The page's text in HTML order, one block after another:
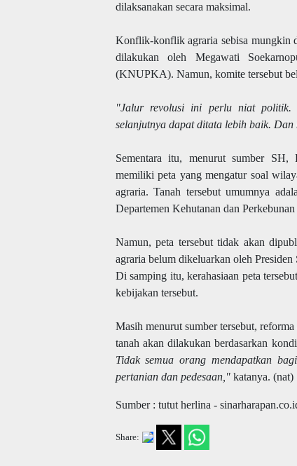
dilaksanakan secara maksimal.
Konflik-konflik agraria sebisa mungkin
dilakukan oleh Megawati
(KNUPKA). Namun, komite tersebut
"Jalur revolusi ini perlu niat politik.
selanjutnya dapat ditata lebih baik.
Sementara itu, menurut sumber SH,
memiliki peta yang mengatur soal
agraria. Tanah tersebut umumnya
Departemen Kehutanan dan
Namun, peta tersebut tidak akan
agraria belum dikeluarkan oleh
Di samping itu, kerahasiaan peta
kebijakan tersebut.
Masih menurut sumber tersebut,
tanah akan dilakukan berdasarkan
Tidak semua orang mendapatkan
pertanian dan pedesaan,"katanya. (nat)
Sumber : tutut herlina -
Share: